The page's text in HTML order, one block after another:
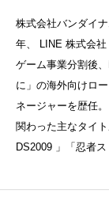
株式会社バンダイ
年、 LINE 株式会社
ゲーム事業分割後
に」の海外向けロ
ネージャーを歴任。
関わった主なタイ
DS2009 」「忍者